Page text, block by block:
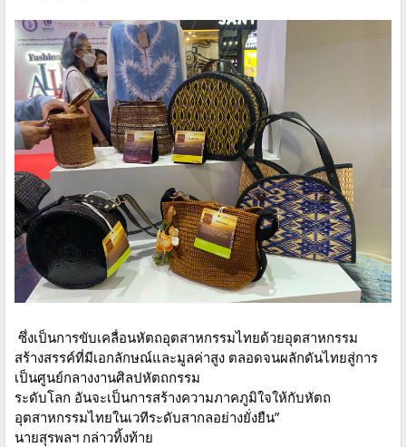
ซึ่งเป็นการขับเคลื่อนหัตถอุตสาหกรรมไทยด้วยอุตสาหกรรม
สร้างสรรค์ที่มีเอกลักษณ์และมูลค่าสูง ตลอดจนผลักดันไทยสู่การ
เป็นศูนย์กลางงานศิลปหัตถกรรม
ระดับโลก อันจะเป็นการสร้างความภาคภูมิใจให้กับหัตถ
อุตสาหกรรมไทยในเวทีระดับสากลอย่างยั่งยืน”
นายสุรพลฯ กล่าวทิ้งท้าย